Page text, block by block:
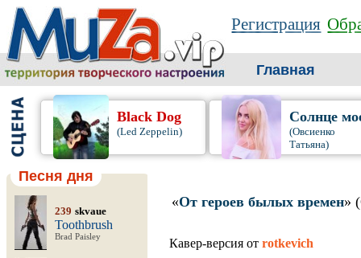
Регистрация
Главная
Black Dog
(Led Zeppelin)
Солнце
(Овсиенко
Татьяна)
Песня дня
239 skvaue
Toothbrush
Brad Paisley
«От героев былых времен»
Кавер-версия от rotkevich